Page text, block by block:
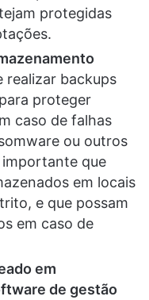
protegidas
realizar backups
proteger
caso de falhas
ou outros
importante que
em locais
e que possam
em caso de
em
de gestão